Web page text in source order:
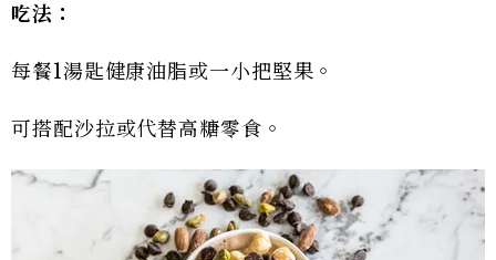
吃法：
每餐1湯匙健康油脂或一小把堅果。
可搭配沙拉或代替高糖零食。